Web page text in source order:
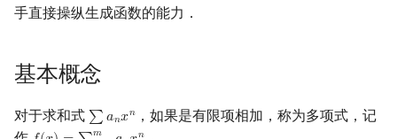
格式手册
学习资源
命令行编译与调试
C++ 与其他常用语言的区别
递归 & 分治
启发式搜索
区间 DP
字符串哈希
欧拉函数
复合
错位排列
初等变换
Schreier–Sims 算法
概率不等式
哈希表
BFS（图论）
Pick 定理
分数规划
手直接操纵生成函数的能力．
基本概念
对于求和式 ∑𝑎𝑛𝑥𝑛
∑a nxn
，如果是有限项相加，称为多项式，记
𝑚